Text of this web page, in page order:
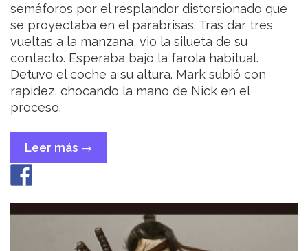
semáforos por el resplandor distorsionado que
se proyectaba en el parabrisas. Tras dar tres
vueltas a la manzana, vio la silueta de su
contacto. Esperaba bajo la farola habitual.
Detuvo el coche a su altura. Mark subió con
rapidez, chocando la mano de Nick en el
proceso.
Leer más «Entrega
habitual»
→